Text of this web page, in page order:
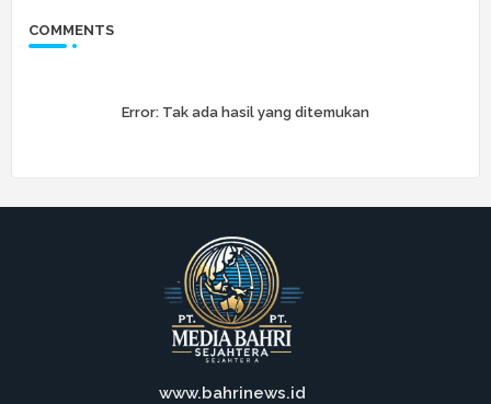
COMMENTS
Error: Tak ada hasil yang ditemukan
www.bahrinews.id